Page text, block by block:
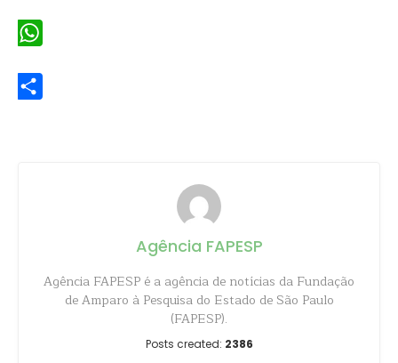
Agência FAPESP
Agência FAPESP é a agência de notícias da Fundação
de Amparo à Pesquisa do Estado de São Paulo
(FAPESP).
Posts created: 2386